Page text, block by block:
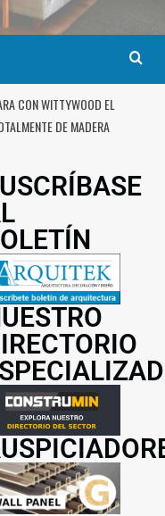
CON WITTYWOOD EL
DE MADERA